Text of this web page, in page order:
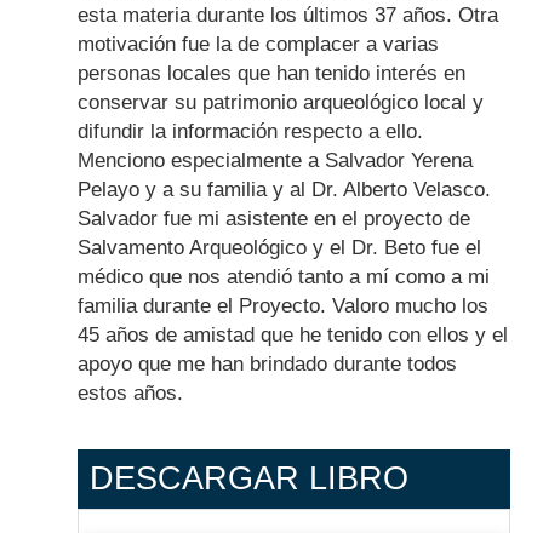
esta materia durante los últimos 37 años. Otra
motivación fue la de complacer a varias
personas locales que han tenido interés en
conservar su patrimonio arqueológico local y
difundir la información respecto a ello.
Menciono especialmente a Salvador Yerena
Pelayo y a su familia y al Dr. Alberto Velasco.
Salvador fue mi asistente en el proyecto de
Salvamento Arqueológico y el Dr. Beto fue el
médico que nos atendió tanto a mí como a mi
familia durante el Proyecto. Valoro mucho los
45 años de amistad que he tenido con ellos y el
apoyo que me han brindado durante todos
estos años.
DESCARGAR LIBRO